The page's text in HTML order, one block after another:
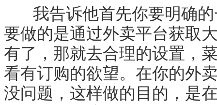
我告诉他首先你要明确的
要做的是通过外卖平台获取
有了，那就去合理的设置，
看有订购的欲望。在你的外
没问题，这样做的目的，是